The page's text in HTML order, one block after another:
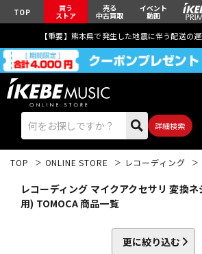
TOP 買う
ストア
売る
中古買取
イベント
動画
【重要】熊本県で発生した地震に伴う配送の
詳細検索
TOP ONLINE STORE レコーディング
レコーディング マイクアクセサリ 変換
用) TOMOCA 商品一覧
更に絞り込む